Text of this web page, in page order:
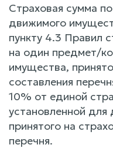
Страховая сумма
движимого
пункту 4.3 Правил
на один предмет/
имущества,
составления
10% от единой
установленной
принятого на
перечня.